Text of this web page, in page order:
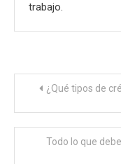
trabajo.
entradas
¿Qué tipos de
Todo lo que